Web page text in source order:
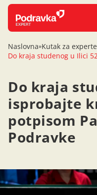
Naslovna»Kutak za experte
Do kraja
isprobajte
potpisom
Podravke